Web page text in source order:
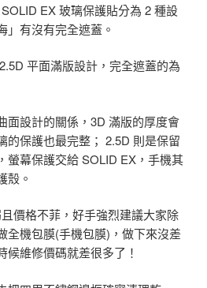
EX 玻璃保護貼分為 2 種設
」有沒有完全遮蓋。
平面滿版設計，完全遮蓋的為
面設計的關係，3D 滿版的厚度會
的保護也最完整； 2.5D 則是保留
螢幕保護交給 SOLID EX，手機其
殼。
價格不菲，好手強烈建議大家除
全機包膜(手機包膜)，做下來沒差
候維修價碼就差很多了！